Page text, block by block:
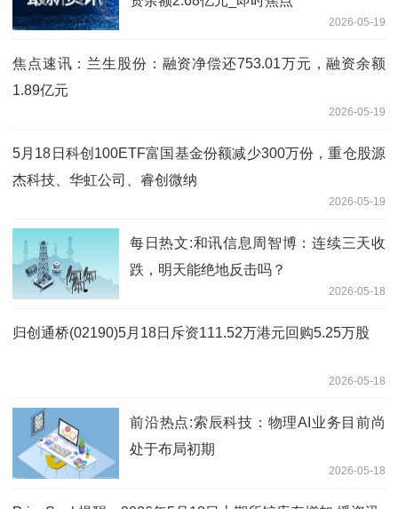
2026-05-19
焦点速讯：兰生股份：融资净偿还753.01万元，融资余额
1.89亿元
2026-05-19
5月18日科创100ETF富国基金份额减少300万份，重仓股源
杰科技、华虹公司、睿创微纳
2026-05-19
每日热文:和讯信息周智博：连续三天收
跌，明天能绝地反击吗？
2026-05-18
归创通桥(02190)5月18日斥资111.52万港元回购5.25万股
2026-05-18
前沿热点:索辰科技：物理AI业务目前尚
处于布局初期
2026-05-18